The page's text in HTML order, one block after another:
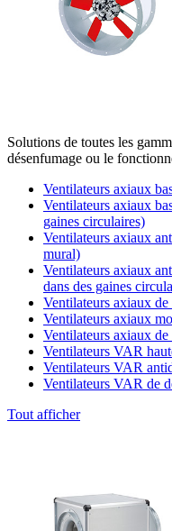
Solutions de toutes les
désenfumage ou le
Ventilateurs axiaux
Ventilateurs axiaux
gaines circulaires)
Ventilateurs axiaux
mural)
Ventilateurs axiaux
dans des gaines
Ventilateurs axiaux de
Ventilateurs axiaux
Ventilateurs axiaux de
Ventilateurs VAR
Ventilateurs VAR
Ventilateurs VAR de
Tout afficher